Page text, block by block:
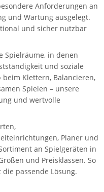
Anforderungen an
und Wartung ausgelegt.
und sicher nutzbar
Spielräume, in denen
und soziale
Klettern, Balancieren,
Spielen – unsere
und wertvolle
Planer und
an Spielgeräten in
und Preisklassen. So
passende Lösung.